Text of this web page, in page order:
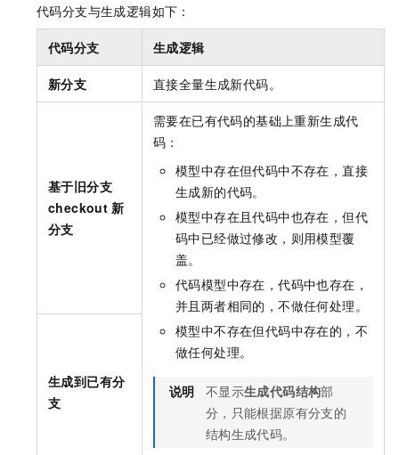
代码分支与生成逻辑如下：
代码分支 生成逻辑
新分支 直接全量生成新代码。
基于旧分支
checkout 新
分支
需要在已有代码的基础上重新生成代
码：
模型中存在但代码中不存在，直接
生成新的代码。
模型中存在且代码中也存在，但代
码中已经做过修改，则用模型覆
盖。
代码模型中存在，代码中也存在，
并且两者相同的，不做任何处理。
模型中不存在但代码中存在的，不
做任何处理。
说明 不显示生成代码结构部
分，只能根据原有分支的
结构生成代码。
生成到已有分
支